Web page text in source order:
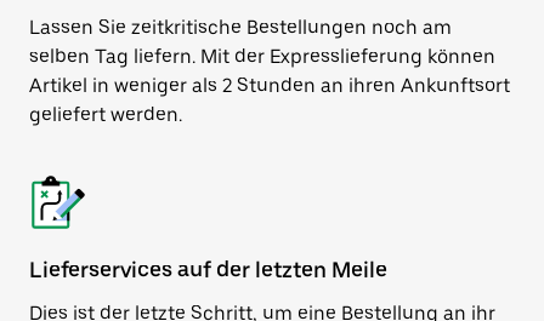
Lassen Sie zeitkritische Bestellungen noch am
selben Tag liefern. Mit der Expresslieferung können
Artikel in weniger als 2 Stunden an ihren Ankunftsort
geliefert werden.
Lieferservices auf der letzten Meile
Dies ist der letzte Schritt, um eine Bestellung an ihr